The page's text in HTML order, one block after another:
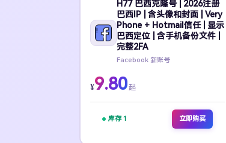
H77 巴西克隆号 | 2026注册
巴西IP | 含头像和封面 | Very
Phone + Hotmail信任 | 显示
巴西定位 | 含手机备份文件 |
完整2FA
Facebook 新账号
¥9.80起
库存 1 立即购买